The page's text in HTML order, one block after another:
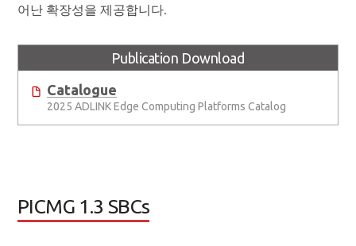
어난 확장성을 제공합니다.
Publication Download
Catalogue
2025 ADLINK Edge Computing Platforms Catalog
PICMG 1.3 SBCs